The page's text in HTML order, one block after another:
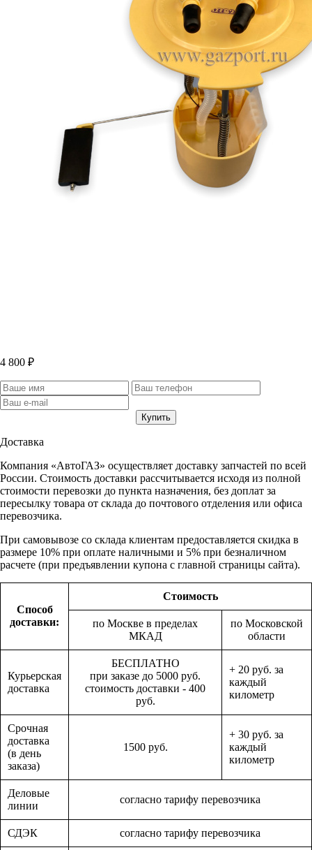
4 800 ₽
Доставка
Компания «АвтоГАЗ» осуществляет доставку запчастей по всей
России. Стоимость доставки рассчитывается исходя из полной
стоимости перевозки до пункта назначения, без доплат за
пересылку товара от склада до почтового отделения или офиса
перевозчика.
При самовывозе со склада клиентам предоставляется скидка в
размере 10% при оплате наличными и 5% при безналичном
расчете (при предъявлении купона с главной страницы сайта).
Способ
доставки:
Стоимость
по Москве в пределах
МКАД
по Московской
области
Курьерская
доставка
БЕСПЛАТНО
при заказе до 5000 руб.
стоимость доставки - 400
руб.
+ 20 руб. за
каждый
километр
Срочная
доставка
(в день
заказа)
1500 руб.
+ 30 руб. за
каждый
километр
Деловые
линии
согласно тарифу перевозчика
СДЭК согласно тарифу перевозчика